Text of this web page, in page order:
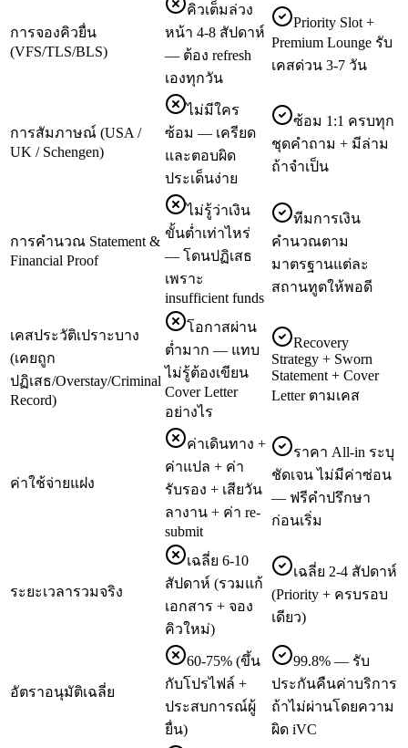
การจองคิวยื่น
(VFS/TLS/BLS)
คิวเต็มล่วง
หน้า 4-8 สัปดาห์
— ต้อง refresh
เองทุกวัน
Priority Slot +
Premium Lounge รับ
เคสด่วน 3-7 วัน
การสัมภาษณ์ (USA /
UK / Schengen)
ไม่มีใคร
ซ้อม — เครียด
และตอบผิด
ประเด็นง่าย
ซ้อม 1:1 ครบทุก
ชุดคำถาม + มีล่าม
ถ้าจำเป็น
การคำนวณ Statement &
Financial Proof
ไม่รู้ว่าเงิน
ขั้นต่ำเท่าไหร่
— โดนปฏิเสธ
เพราะ
insufficient funds
ทีมการเงิน
คำนวณตาม
มาตรฐานแต่ละ
สถานทูตให้พอดี
เคสประวัติเปราะบาง
(เคยถูก
ปฏิเสธ/Overstay/Criminal
Record)
โอกาสผ่าน
ต่ำมาก — แทบ
ไม่รู้ต้องเขียน
Cover Letter
อย่างไร
Recovery
Strategy + Sworn
Statement + Cover
Letter ตามเคส
ค่าใช้จ่ายแฝง
ค่าเดินทาง +
ค่าแปล + ค่า
รับรอง + เสียวัน
ลางาน + ค่า re-
submit
ราคา All-in ระบุ
ชัดเจน ไม่มีค่าซ่อน
— ฟรีคำปรึกษา
ก่อนเริ่ม
ระยะเวลารวมจริง
เฉลี่ย 6-10
สัปดาห์ (รวมแก้
เอกสาร + จอง
คิวใหม่)
เฉลี่ย 2-4 สัปดาห์
(Priority + ครบรอบ
เดียว)
อัตราอนุมัติเฉลี่ย
60-75% (ขึ้น
กับโปรไฟล์ +
ประสบการณ์ผู้
ยื่น)
99.8% — รับ
ประกันคืนค่าบริการ
ถ้าไม่ผ่านโดยความ
ผิด iVC